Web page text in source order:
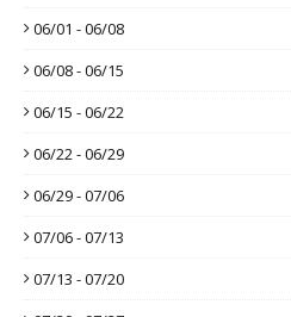
06/01 - 06/08
06/08 - 06/15
06/15 - 06/22
06/22 - 06/29
06/29 - 07/06
07/06 - 07/13
07/13 - 07/20